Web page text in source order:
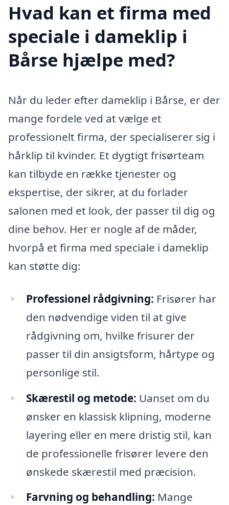
Hvad kan et firma med
speciale i dameklip i
Bårse hjælpe med?
Når du leder efter dameklip i Bårse, er der
mange fordele ved at vælge et
professionelt firma, der specialiserer sig i
hårklip til kvinder. Et dygtigt frisørteam
kan tilbyde en række tjenester og
ekspertise, der sikrer, at du forlader
salonen med et look, der passer til dig og
dine behov. Her er nogle af de måder,
hvorpå et firma med speciale i dameklip
kan støtte dig:
Professionel rådgivning: Frisører har
den nødvendige viden til at give
rådgivning om, hvilke frisurer der
passer til din ansigtsform, hårtype og
personlige stil.
Skærestil og metode: Uanset om du
ønsker en klassisk klipning, moderne
layering eller en mere dristig stil, kan
de professionelle frisører levere den
ønskede skærestil med præcision.
Farvning og behandling: Mange